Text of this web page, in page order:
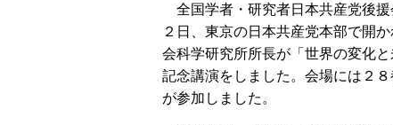
全国学者・研究者日本共産党後援
２日、東京の日本共産党本部で開
会科学研究所所長が「世界の変化
記念講演をしました。会場には２
が参加しました。